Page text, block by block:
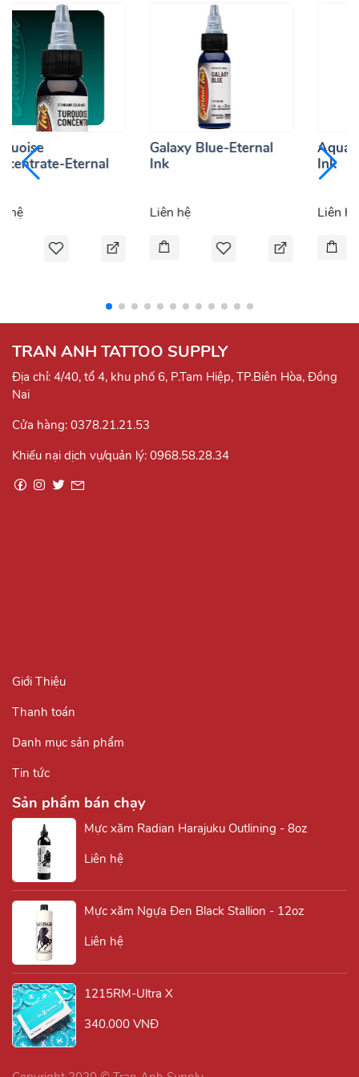
Eternal
hệ
Galaxy Blue-Eternal
Ink
Liên hệ
Ink
Liên hệ
TRAN ANH TATTOO SUPPLY
Địa chỉ: 4/40, tổ 4, khu phố 6, P.Tam Hiệp, TP.Biên Hòa, Đồng
Nai
Cửa hàng: 0378.21.21.53
Khiếu nại dịch vụ/quản lý: 0968.58.28.34
Giới Thiệu
Thanh toán
Danh mục sản phẩm
Tin tức
Sản phẩm bán chạy
Mực xăm Radian Harajuku Outlining - 8oz
Liên hệ
Mực xăm Ngựa Đen Black Stallion - 12oz
Liên hệ
1215RM-Ultra X
340.000 VNĐ